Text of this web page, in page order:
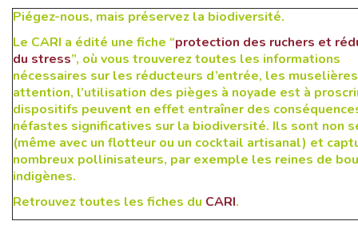
Piégez-nous, mais préservez la biodiversité.
Le CARI a édité une fiche “protection des ruchers et
du stress”, où vous trouverez toutes les informations
nécessaires sur les réducteurs d’entrée, les
attention, l’utilisation des pièges à noyade est à
dispositifs peuvent en effet entraîner des
néfastes significatives sur la biodiversité. Ils sont non
(même avec un flotteur ou un cocktail artisanal) et
nombreux pollinisateurs, par exemple les reines de
indigènes.
Retrouvez toutes les fiches du CARI.